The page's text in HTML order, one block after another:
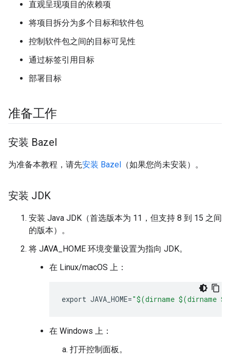
直观呈现项目的依赖项
将项目拆分为多个目标和软件包
控制软件包之间的目标可见性
通过标签引用目标
部署目标
准备工作
安装 Bazel
为准备本教程，请先安装 Bazel （如果您尚未安装）。
安装 JDK
安装 Java JDK（首选版本为 11，但支持 8 到 15 之间
的版本）。
将 JAVA_HOME 环境变量设置为指向 JDK。
在 Linux/macOS 上：
export JAVA_HOME="$(dirname $(dirname
在 Windows 上：
打开控制面板。